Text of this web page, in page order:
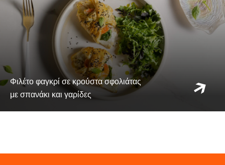
Φιλέτο φαγκρί σε κρούστα σφολιάτας
με σπανάκι και γαρίδες